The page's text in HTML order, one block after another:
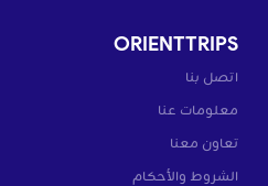
ORIENTTRIPS
اتصل بنا
معلومات عنا
تعاون معنا
الشروط والأحكام